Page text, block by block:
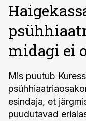
midagi ei
Mis puutub
esindaja, et
puudutavad